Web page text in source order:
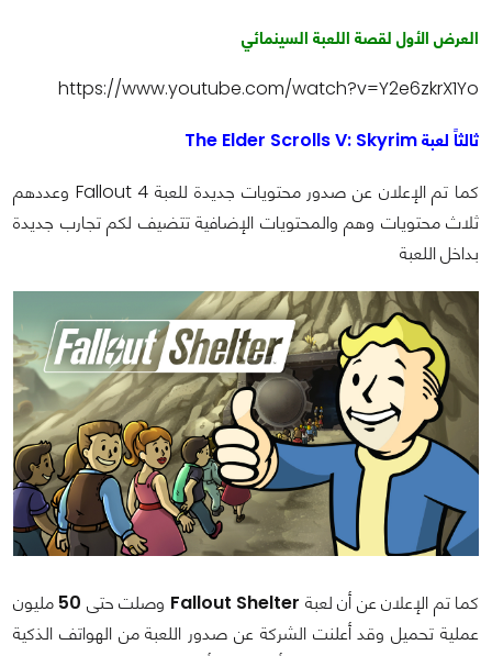
العرض الأول لقصة اللعبة السينمائي
https://www.youtube.com/watch?v=Y2e6zkrX1Yo
ثالثاً لعبة The Elder Scrolls V: Skyrim
كما تم الإعلان عن صدور محتويات جديدة للعبة Fallout 4 وعددهم
ثلاث محتويات وهم والمحتويات الإضافية تتضيف لكم تجارب جديدة
بداخل اللعبة
كما تم الإعلان عن أن لعبة Fallout Shelter وصلت حتى 50 مليون
عملية تحميل وقد أعلنت الشركة عن صدور اللعبة من الهواتف الذكية